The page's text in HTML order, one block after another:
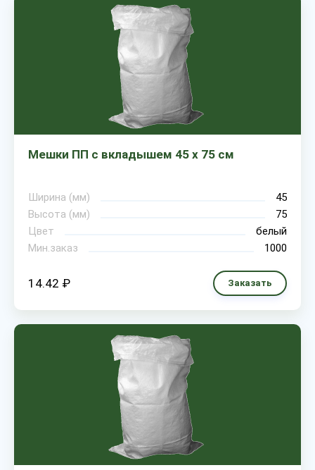
Мешки ПП с вкладышем 45 х 75 см
Ширина (мм)
45
Высота (мм)
75
Цвет
белый
Мин.заказ
1000
14.42 ₽ Заказать